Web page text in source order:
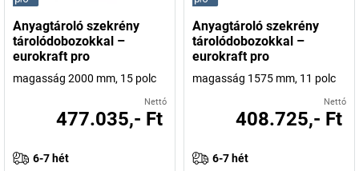
Anyagtároló szekrény
tárolódobozokkal –
eurokraft pro
magasság 2000 mm, 15 polc
Nettó
477.035,- Ft
6-7 hét
Anyagtároló szekrény
tárolódobozokkal –
eurokraft pro
magasság 1575 mm, 11 polc
Nettó
408.725,- Ft
6-7 hét